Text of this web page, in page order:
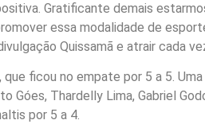
Gratificante demais
essa modalidade de
Quissamã e atrair cada
ficou no empate por 5 a 5.
Góes, Thardelly Lima, Gabriel
por 5 a 4.